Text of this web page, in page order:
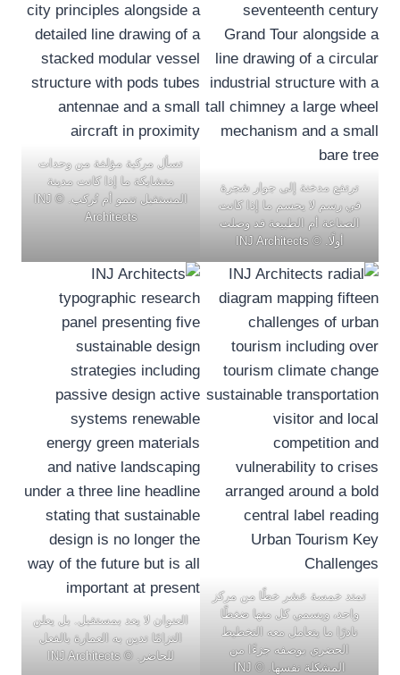
ترتفع مدخنة إلى جوار شجرة
في رسم لا يحسم ما إذا كانت
الصناعة أم الطبيعة قد وصلت
أولًا. © INJ Architects
تسأل مركبة مؤلفة من وحدات
متشابكة ما إذا كانت مدينة
المستقبل تنمو أم تُركب. © INJ
Architects
تمتد خمسة عشر خطًا من مركز
واحد، ويسمي كل منها ضغطًا
نادرًا ما يتعامل معه التخطيط
الحضري بوصفه جزءًا من
المشكلة نفسها. © INJ
العنوان لا يعد بمستقبل. بل يعلن
التزامًا تدين به العمارة بالفعل
للحاضر. © INJ Architects